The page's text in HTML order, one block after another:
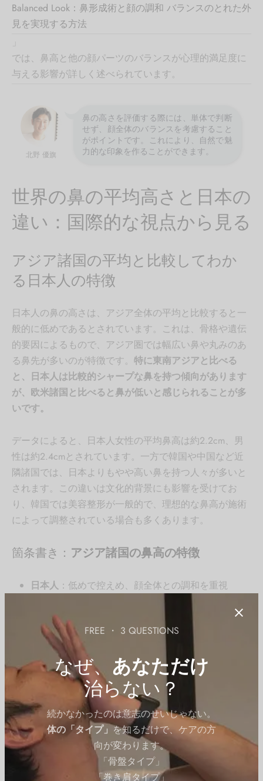
FREE ・ 3 QUESTIONS
なぜ、 あなただけ
治らない？
続かなかったのは意志のせいじゃない。
体の「タイプ」を知るだけで、ケアの方
向が変わります。
「骨盤タイプ」
「巻き肩タイプ」
Balanced Look：鼻形成術と顔の調和 バランスのとれた外
見を実現する方法
では、鼻高と他の顔パーツのバランスが心理的満足度に
与える影響が詳しく述べられています。
北野 優旗
鼻の高さを評価する際には、単体で判断
せず、顔全体のバランスを考慮すること
がポイントです。これにより、自然で魅
力的な印象を作ることができます。
世界の鼻の平均高さと日本の
違い：国際的な視点から見る
アジア諸国の平均と比較してわか
る日本人の特徴
日本人の鼻の高さは、アジア全体の平均と比較すると一
般的に低めであるとされています。これは、骨格や遺伝
的要因によるもので、アジア圏では幅広い鼻や丸みのあ
る鼻先が多いのが特徴です。 特に東南アジアと比べる
と、日本人は比較的シャープな鼻を持つ傾向があります
が、欧米諸国と比べると鼻が低いと感じられることが多
いです。
データによると、日本人女性の平均鼻高は約2.2cm、男
性は約2.4cmとされています。一方で韓国や中国など近
隣諸国では、日本よりもやや高い鼻を持つ人々が多いと
されます。この違いは文化的背景にも影響を受けてお
り、韓国では美容整形が一般的で、理想的な鼻高が施術
によって調整されている場合も多くあります。
箇条書き： アジア諸国の鼻高の特徴
日本人：低めで控えめ、顔全体との調和を重視
中国人：地域差が大きく、北部では高い鼻が多い傾
東南アジア人：丸みがあり低めの鼻が一般的
科学的根拠
論文「
Nasal Analysis and Anatomy: Anthropometric Proportional
Assessment in Asians?Aesthetic Balance from Forehead to